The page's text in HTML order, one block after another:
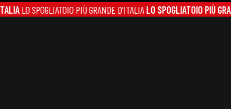
PIÙ GRANDE D'ITALIALO SPOGLIATOIO PIÙ GRANDE